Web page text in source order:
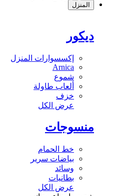
المنزل
ديكور
إكسسوارات المنزل
Arnica
شموع
ألعاب طاولة
خزف
عرض الكل
منسوجات
خط الحمام
بياضات سرير
وسائد
بطانيات
عرض الكل